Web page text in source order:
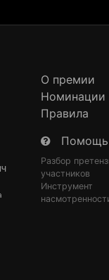
О премии
Номинации
Правила
Помощь
Разбор
участников
Инструмент